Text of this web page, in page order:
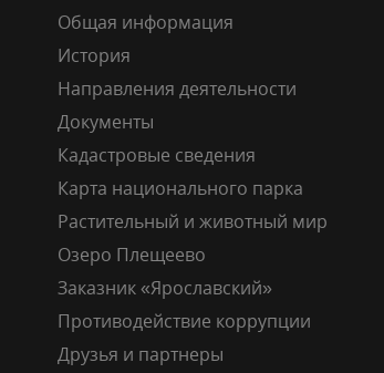
Общая информация
История
Направления деятельности
Документы
Кадастровые сведения
Карта национального парка
Растительный и животный мир
Озеро Плещеево
Заказник «Ярославский»
Противодействие коррупции
Друзья и партнеры